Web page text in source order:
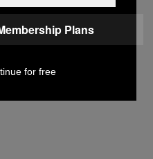
Plans
for free